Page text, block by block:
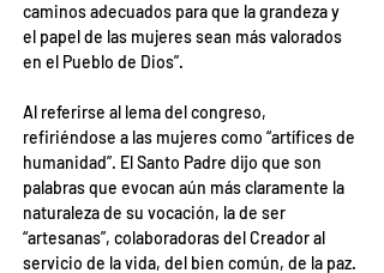
caminos adecuados para que la grandeza y
el papel de las mujeres sean más valorados
en el Pueblo de Dios”.
Al referirse al lema del congreso,
refiriéndose a las mujeres como “artífices de
humanidad”. El Santo Padre dijo que son
palabras que evocan aún más claramente la
naturaleza de su vocación, la de ser
“artesanas”, colaboradoras del Creador al
servicio de la vida, del bien común, de la paz.